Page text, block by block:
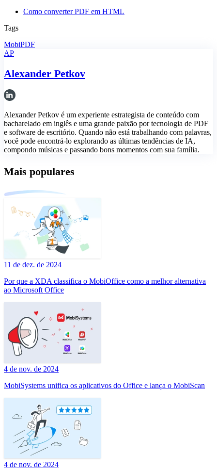
Como converter PDF em HTML
Tags
MobiPDF
AP
Alexander Petkov
Alexander Petkov é um experiente estrategista de conteúdo com
bacharelado em inglês e uma grande paixão por tecnologia de PDF
e software de escritório. Quando não está trabalhando com palavras,
você pode encontrá-lo explorando as últimas tendências de IA,
compondo músicas e passando bons momentos com sua família.
Mais populares
11 de dez. de 2024
Por que a XDA classifica o MobiOffice como a melhor alternativa
ao Microsoft Office
4 de nov. de 2024
MobiSystems unifica os aplicativos do Office e lança o MobiScan
4 de nov. de 2024